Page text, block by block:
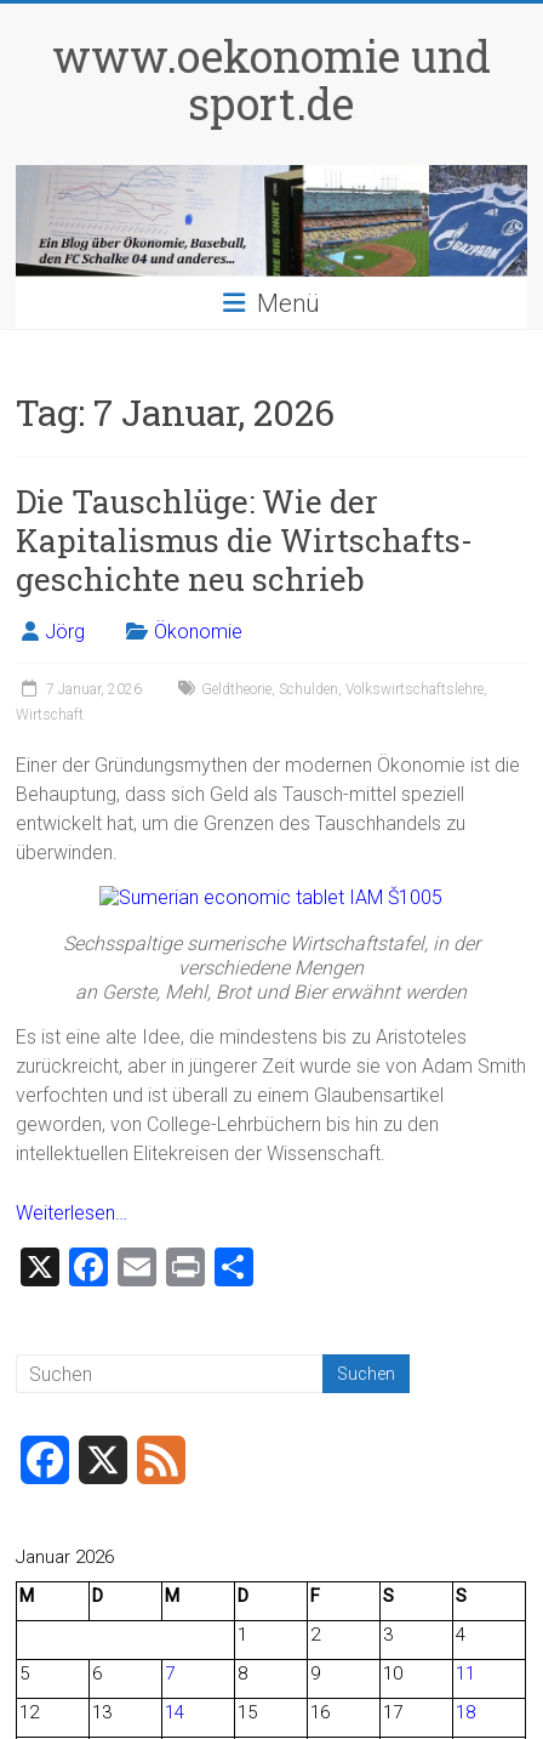
springenwww.oekonomie und
sport.de
Menü
Tag: 7 Januar, 2026
Die Tauschlüge: Wie der
Kapitalismus die Wirtschafts-
geschichte neu schrieb
Jörg Ökonomie
7 Januar, 2026 Geldtheorie, Schulden,Volkswirtschaftslehre,
Wirtschaft
Einer der Gründungsmythen der modernen Ökonomie ist die
Behauptung, dass sich Geld als Tausch-mittel speziell
entwickelt hat, um die Grenzen des Tauschhandels zu
überwinden.
Sechsspaltige sumerische Wirtschaftstafel, in der
verschiedene Mengen
an Gerste, Mehl, Brot und Bier erwähnt werden
Es ist eine alte Idee, die mindestens bis zu Aristoteles
zurückreicht, aber in jüngerer Zeit wurde sie von Adam Smith
verfochten und ist überall zu einem Glaubensartikel
geworden, von College-Lehrbüchern bis hin zu den
intellektuellen Elitekreisen der Wissenschaft.
Weiterlesen…
X
F
ok
E
Pr
c
b
o
Januar 2026
M
D M D F S
S
1
2 3
4
5
6 7 8 9 10
11
12
13 14 15 16 17
18